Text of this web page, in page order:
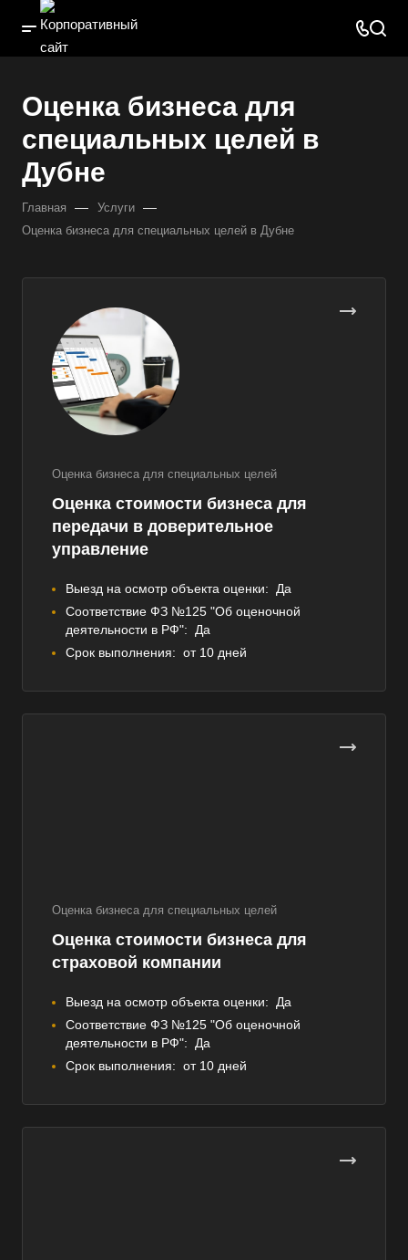
Оценка бизнеса для
специальных целей в
Дубне
Главная — Услуги —
Оценка бизнеса для специальных целей в Дубне
Оценка бизнеса для специальных целей
Оценка стоимости бизнеса для
передачи в доверительное
управление
Выезд на осмотр объекта оценки:
Да
Соответствие ФЗ №125 "Об оценочной
деятельности в РФ":
Да
Срок выполнения: от 10 дней
Оценка бизнеса для специальных целей
Оценка стоимости бизнеса для
страховой компании
Выезд на осмотр объекта оценки:
Да
Соответствие ФЗ №125 "Об оценочной
деятельности в РФ":
Да
Срок выполнения: от 10 дней